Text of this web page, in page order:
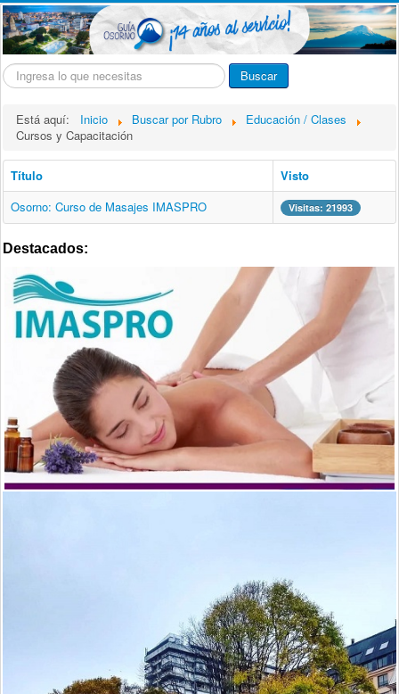
Buscar... Buscar
Está aquí: Inicio Buscar por Rubro
Educación / Clases
Cursos y Capacitación
Título
Visto
Osorno: Curso de Masajes IMASPRO
Visitas: 21993
Destacados: